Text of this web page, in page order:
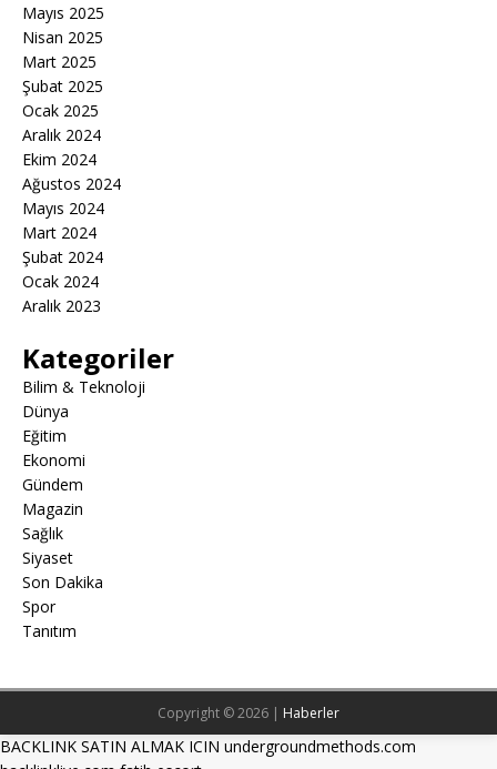
Mayıs 2025
Nisan 2025
Mart 2025
Şubat 2025
Ocak 2025
Aralık 2024
Ekim 2024
Ağustos 2024
Mayıs 2024
Mart 2024
Şubat 2024
Ocak 2024
Aralık 2023
Kategoriler
Bilim & Teknoloji
Dünya
Eğitim
Ekonomi
Gündem
Magazin
Sağlık
Siyaset
Son Dakika
Spor
Tanıtım
Copyright © 2026 | Haberler
BACKLINK SATIN ALMAK ICIN undergroundmethods.com